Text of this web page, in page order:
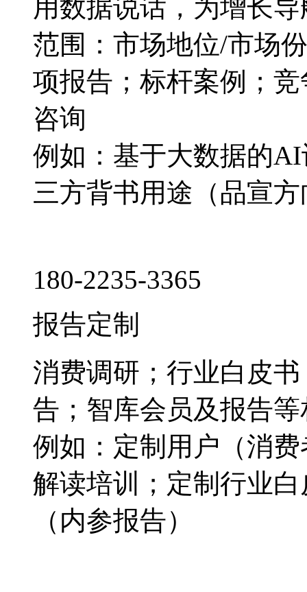
用数据说话，为增长导
范围：市场地位/市场
项报告；标杆案例；
咨询
例如：基于大数据的
三方背书用途（品宣
180-2235-3365
报告定制
消费调研；行业白皮
告；智库会员及报告
例如：定制用户（消
解读培训；定制行业
（内参报告）